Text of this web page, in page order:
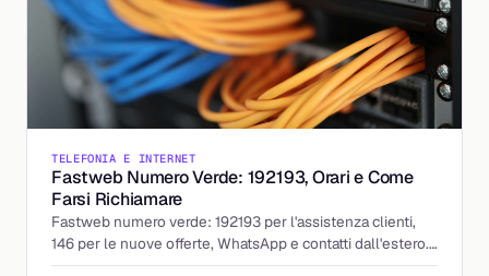
TELEFONIA E INTERNET
Fastweb Numero Verde: 192193, Orari e Come
Farsi Richiamare
Fastweb numero verde: 192193 per l'assistenza clienti,
146 per le nuove offerte, WhatsApp e contatti dall'estero.
Orari e canali aggiornati al 2026.